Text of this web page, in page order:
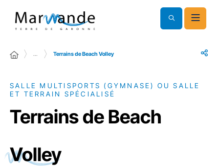
… Terrains de Beach Volley
SALLE MULTISPORTS (GYMNASE) OU SALLE
ET TERRAIN SPÉCIALISÉ
Terrains de Beach
Volley